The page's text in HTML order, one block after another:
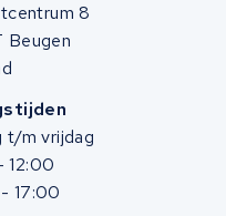
8
Beugen
t/m vrijdag
12:00
17:00